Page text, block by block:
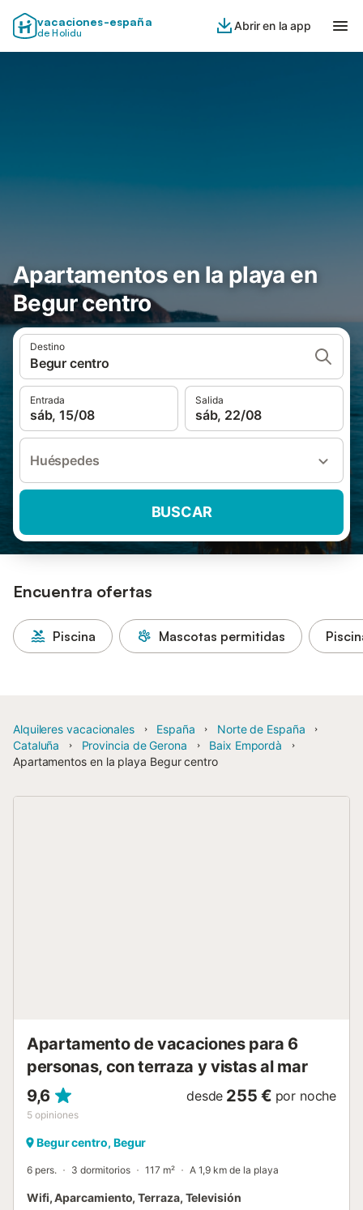
vacaciones-españa
de Holidu
Abrir en la app
Apartamentos en la playa en
Begur centro
Destino
Begur centro
Entrada
sáb, 15/08
Salida
sáb, 22/08
Huéspedes
BUSCAR
Encuentra ofertas
Piscina Mascotas permitidas
Alquileres vacacionales España
Norte de España
Cataluña
Provincia de Gerona
Baix Empordà
Apartamentos en la playa Begur centro
Apartamento de vacaciones para 6
personas, con terraza y vistas al mar
9,6
5 opiniones
desde 255 € por noche
Begur centro, Begur
6 pers. 3 dormitorios 117 m² A 1,9 km de la playa
Wifi, Aparcamiento, Terraza, Televisión